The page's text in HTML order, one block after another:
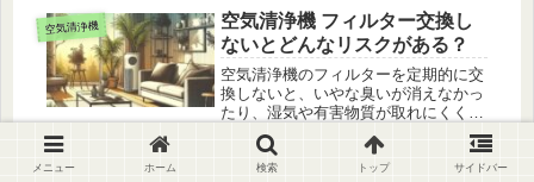
空気清浄機
空気清浄機 フィルター交換し
ないとどんなリスクがある？
空気清浄機のフィルターを定期的に交
換しないと、いやな臭いが消えなかっ
たり、湿気や有害物質が取れにくくな
ったりすることがあります。更に、フ
ィルターが詰まると、空気清浄機その
ものに悪影響を及ぼし、最悪の場合は
メニュー ホーム 検索 トップ サイドバー